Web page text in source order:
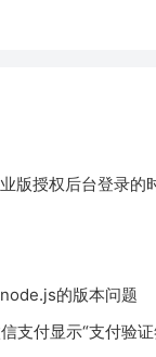
版授权后台登录的
的版本问题
支付显示“支付验